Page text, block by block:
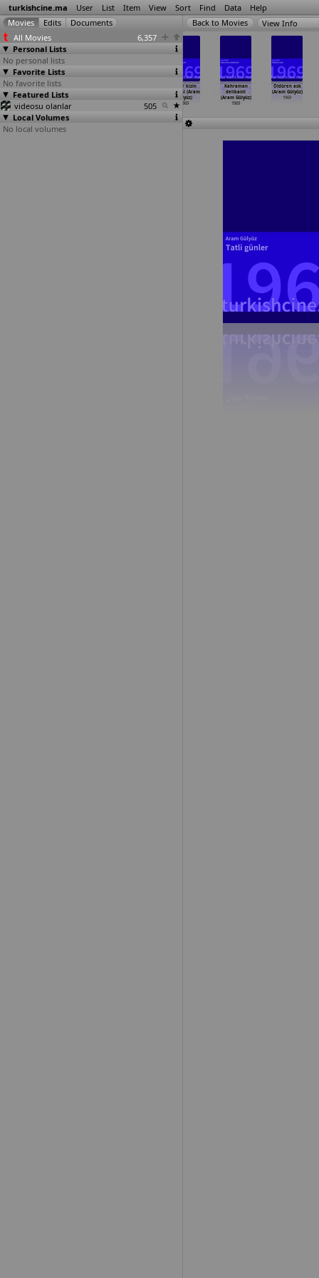
turkishcine.ma User List Item View Sort Find Data Help
All Movies
6,357
Personal Lists
No personal lists
Favorite Lists
No favorite lists
Featured Lists
videosu olanlar
505
Local Volumes
No local volumes
View Info
Tel örgü (Sirri
Gültekin)
1969
Fakir kizin
romani (Aram
Gülyüz)
1969
Kahraman
delikanli
(Aram Gülyüz)
1969
Öldüren ask
(Aram Gülyüz)
1969